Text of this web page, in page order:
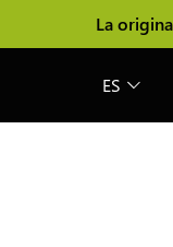
La
ES